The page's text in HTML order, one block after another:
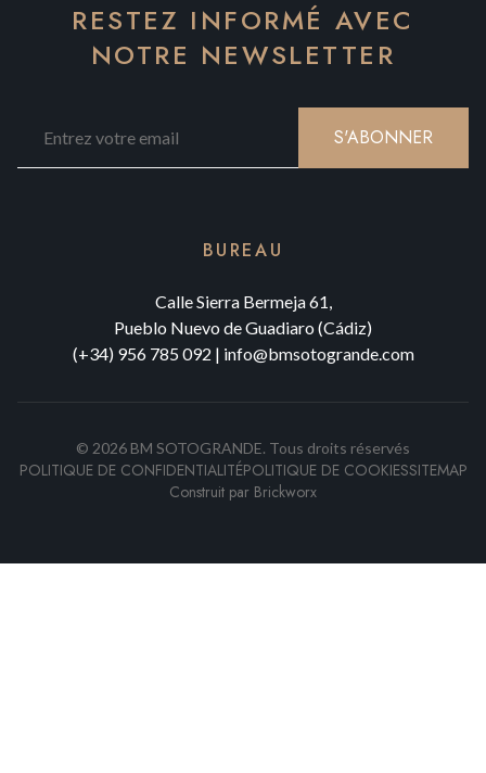
RESTEZ INFORMÉ AVEC
NOTRE NEWSLETTER
S'ABONNER
BUREAU
Calle Sierra Bermeja 61,
Pueblo Nuevo de Guadiaro (Cádiz)
(+34) 956 785 092 | info@bmsotogrande.com
© 2026 BM SOTOGRANDE. Tous droits réservés
POLITIQUE DE CONFIDENTIALITÉPOLITIQUE DE COOKIESSITEMAP
Construit par Brickworx